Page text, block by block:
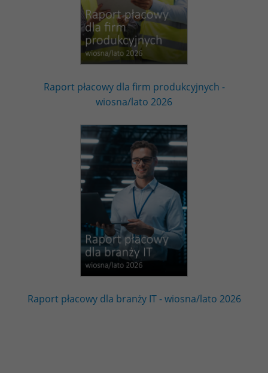
Raport płacowy dla firm produkcyjnych -
wiosna/lato 2026
Raport płacowy dla branży IT - wiosna/lato 2026